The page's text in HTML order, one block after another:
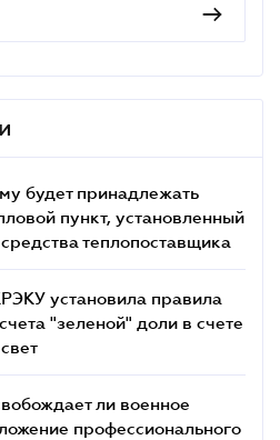
будет принадлежать
пункт, установленный
теплопоставщика
установила правила
"зеленой" доли в счете
ли военное
профессионального